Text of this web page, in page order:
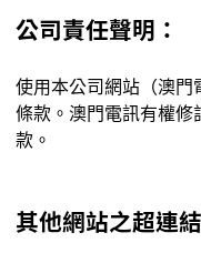
公司責任聲明：
使用本公司網站（澳門
條款。澳門電訊有權
款。
其他網站之超連結